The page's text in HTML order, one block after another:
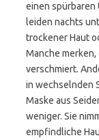
einen spürbaren
leiden nachts
trockener Haut
Manche merken,
verschmiert.
in wechselnden
Maske aus
weniger. Sie
empfindliche